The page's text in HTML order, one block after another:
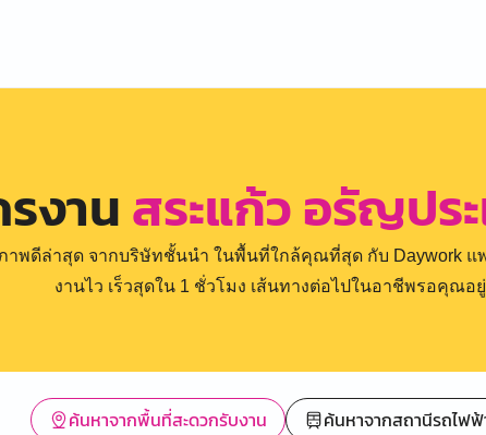
งานสระแก้ว อรัญประ
าพดีล่าสุด จากบริษัทชั้นนำ ในพื้นที่ใกล้คุณที่สุด กับ Daywork
งานไว เร็วสุดใน 1 ชั่วโมง เส้นทางต่อไปในอาชีพรอคุณอยู่
ค้นหาจากพื้นที่สะดวกรับงาน ค้นหาจากสถานีรถไฟฟ้